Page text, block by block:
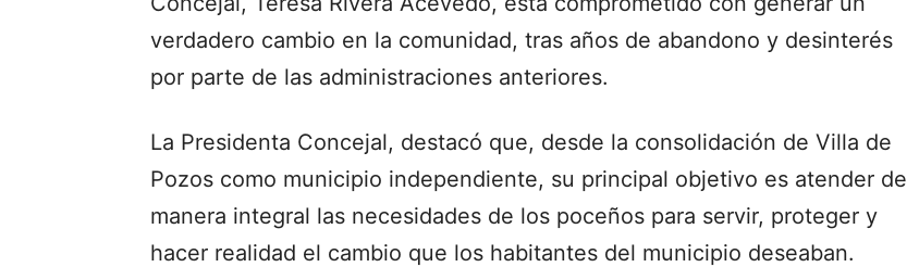
verdadero cambio en la comunidad, tras años de abandono y desinterés
por parte de las administraciones anteriores.
La Presidenta Concejal, destacó que, desde la consolidación de Villa de
Pozos como municipio independiente, su principal objetivo es atender de
manera integral las necesidades de los poceños para servir, proteger y
hacer realidad el cambio que los habitantes del municipio deseaban.